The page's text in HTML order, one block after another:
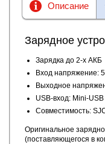
Описание
Зарядное
Зарядка до 2-х АКБ
Вход напряжение:
Выходное
USB-вход: Mini-
Совместимость:
Оригинальное
(поставляющегося в